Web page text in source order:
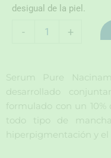
desigual de la piel.
- +
Serum Pure
desarrollado
formulado con un
todo tipo de
hiperpigmentación y